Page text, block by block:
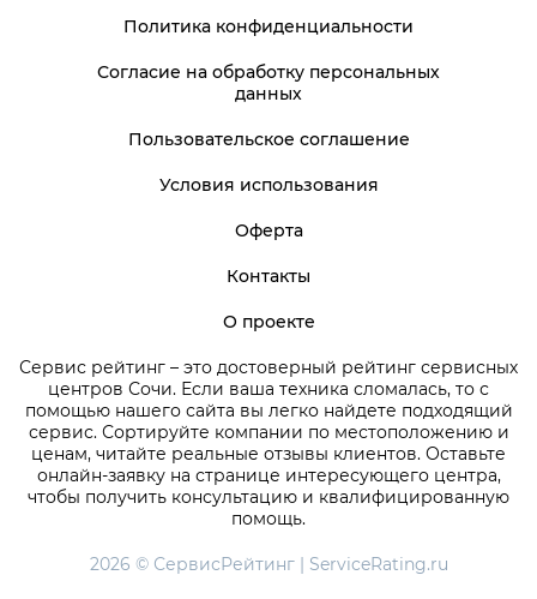
Сервис рейтинг – это достоверный рейтинг сервисных
центров Сочи. Если ваша техника сломалась, то с
помощью нашего сайта вы легко найдете подходящий
сервис. Сортируйте компании по местоположению и
ценам, читайте реальные отзывы клиентов. Оставьте
онлайн-заявку на странице интересующего центра,
чтобы получить консультацию и квалифицированную
помощь.
2026 © СервисРейтинг | ServiceRating.ru
Политика конфиденциальности
Согласие на обработку персональных
данных
Пользовательское соглашение
Условия использования
Оферта
Контакты
О проекте